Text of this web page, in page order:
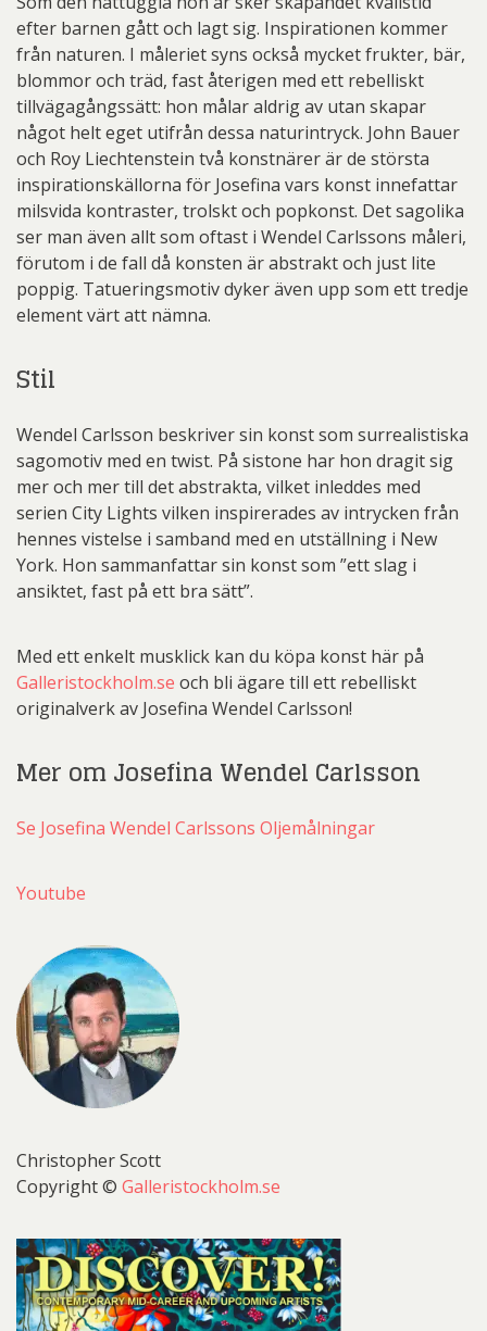
efter barnen gått och lagt sig. Inspirationen kommer
från naturen. I måleriet syns också mycket frukter, bär,
blommor och träd, fast återigen med ett rebelliskt
tillvägagångssätt: hon målar aldrig av utan skapar
något helt eget utifrån dessa naturintryck. John Bauer
och Roy Liechtenstein två konstnärer är de största
inspirationskällorna för Josefina vars konst innefattar
milsvida kontraster, trolskt och popkonst. Det sagolika
ser man även allt som oftast i Wendel Carlssons måleri,
förutom i de fall då konsten är abstrakt och just lite
poppig. Tatueringsmotiv dyker även upp som ett tredje
element värt att nämna.
Stil
Wendel Carlsson beskriver sin konst som surrealistiska
sagomotiv med en twist. På sistone har hon dragit sig
mer och mer till det abstrakta, vilket inleddes med
serien City Lights vilken inspirerades av intrycken från
hennes vistelse i samband med en utställning i New
York. Hon sammanfattar sin konst som ”ett slag i
ansiktet, fast på ett bra sätt”.
Med ett enkelt musklick kan du köpa konst här på
Galleristockholm.se och bli ägare till ett rebelliskt
originalverk av Josefina Wendel Carlsson!
Mer om Josefina Wendel Carlsson
Se Josefina Wendel Carlssons Oljemålningar
Youtube
Christopher Scott
Copyright © Galleristockholm.se